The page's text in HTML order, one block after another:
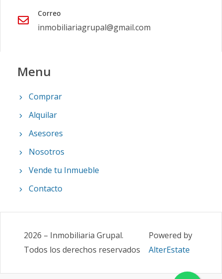
Correo
inmobiliariagrupal@gmail.com
Menu
Comprar
Alquilar
Asesores
Nosotros
Vende tu Inmueble
Contacto
2026 – Inmobiliaria Grupal.
Todos los derechos reservados
Powered by
AlterEstate